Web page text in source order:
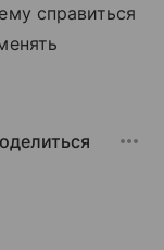
справиться